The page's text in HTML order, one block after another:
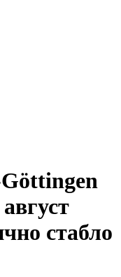
стабло